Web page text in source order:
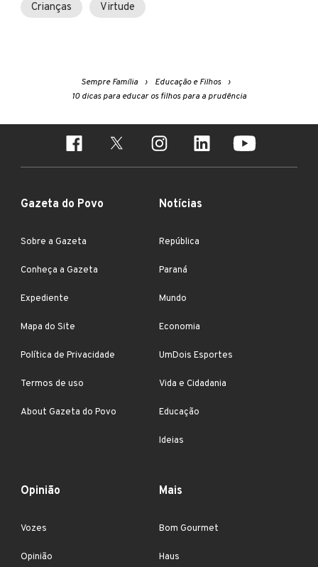
Crianças Virtude
Sempre Família
Educação e Filhos
10 dicas para educar os filhos para a prudência
Gazeta do Povo
Sobre a Gazeta
Conheça a Gazeta
Expediente
Mapa do Site
Política de Privacidade
Termos de uso
About Gazeta do Povo
Notícias
República
Paraná
Mundo
Economia
UmDois Esportes
Vida e Cidadania
Educação
Ideias
Opinião
Vozes
Opinião
Mais
Bom Gourmet
Haus